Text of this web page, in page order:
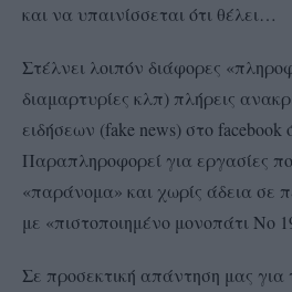
και να υπαινίσσεται ότι θέλει…
Στέλνει λοιπόν διάφορες
διαμαρτυρίες κλπ) πλήρεις
ειδήσεων (fake news) στο facebook
Παραπληροφορεί για εργασίες
«παράνομα» και χωρίς άδεια σε
με «πιστοποιημένο μονοπάτι No
Σε προσεκτική απάντηση μας για